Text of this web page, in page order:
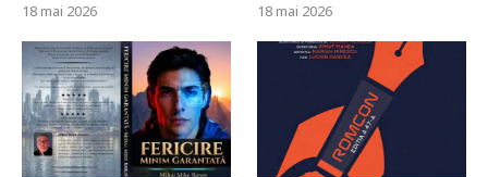
18 mai 2026 18 mai 2026